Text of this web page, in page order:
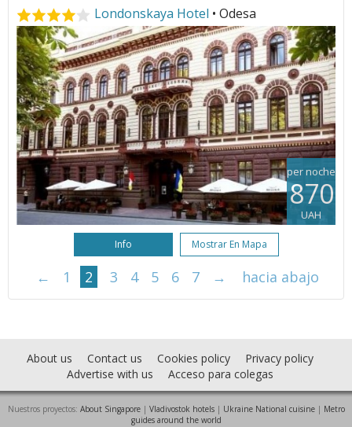
Londonskaya Hotel • Odesa
per noche
870
UAH
Info Mostrar En Mapa
← 1 2 3 4 5 6 7 → hacia abajo
About us Contact us Cookies policy
Privacy policy
Advertise with us
Acceso para colegas
Nuestros proyectos: About Singapore| Vladivostok hotels| Ukraine National cuisine| Metro
guides around the world